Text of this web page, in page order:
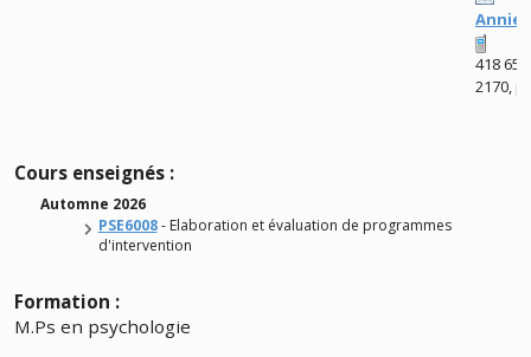
418
2170,
Cours enseignés :
Automne 2026
PSE6008- Elaboration et évaluation de programmes
d'intervention
Formation :
M.Ps en psychologie